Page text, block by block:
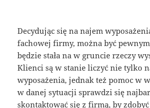
Decydując się na najem
fachowej firmy, można być
będzie stała na w gruncie rzeczy
Klienci są w stanie liczyć nie tylko
wyposażenia, jednak też pomoc w
w danej sytuacji sprawdzi się
skontaktować się z firmą, by